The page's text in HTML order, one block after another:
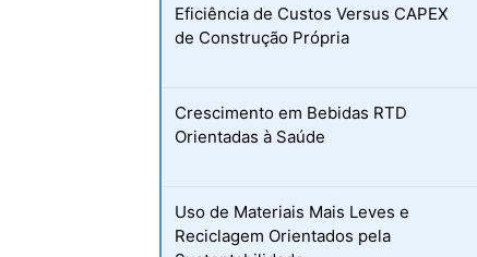
Eficiência de Custos Versus CAPEX
de Construção Própria
Crescimento em Bebidas RTD
Orientadas à Saúde
Uso de Materiais Mais Leves e
Reciclagem Orientados pela